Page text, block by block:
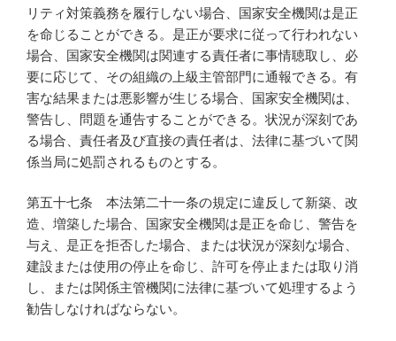
リティ対策義務を履行しない場合、国家安全機関は是正
を命じることができる。是正が要求に従って行われない
場合、国家安全機関は関連する責任者に事情聴取し、必
要に応じて、その組織の上級主管部門に通報できる。有
害な結果または悪影響が生じる場合、国家安全機関は、
警告し、問題を通告することができる。状況が深刻であ
る場合、責任者及び直接の責任者は、法律に基づいて関
係当局に処罰されるものとする。
第五十七条 本法第二十一条の規定に違反して新築、改
造、増築した場合、国家安全機関は是正を命じ、警告を
与え、是正を拒否した場合、または状況が深刻な場合、
建設または使用の停止を命じ、許可を停止または取り消
し、または関係主管機関に法律に基づいて処理するよう
勧告しなければならない。